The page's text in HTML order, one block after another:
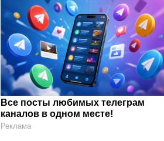
Все посты любимых телеграм
каналов в одном месте!
Реклама